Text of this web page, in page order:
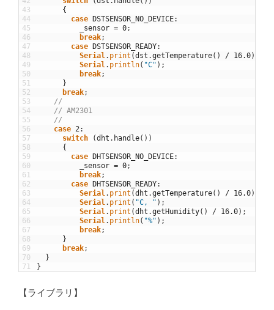
43
44
45
46
47
48
49
50
51
52
53
54
55
56
57
58
59
60
61
62
63
64
65
66
67
68
69
70
71
{
case DSTSENSOR_NO_DEVICE:
_sensor = 0;
break;
case DSTSENSOR_READY:
Serial . print (dst .getTemperature( ) / 16.0)
Serial . println( "C" ) ;
break;
}
break;
//
// AM2301
//
case 2 :
switch
(dht . handle( ) )
{
case DHTSENSOR_NO_DEVICE:
_sensor = 0;
break;
case DHTSENSOR_READY:
Serial . print (dht .getTemperature( ) / 16.0)
Serial . print ( "C, " ) ;
Serial . print (dht .getHumidity( ) / 16.0) ;
Serial . println( "%" ) ;
break;
}
break;
}
}
【ライブラリ】